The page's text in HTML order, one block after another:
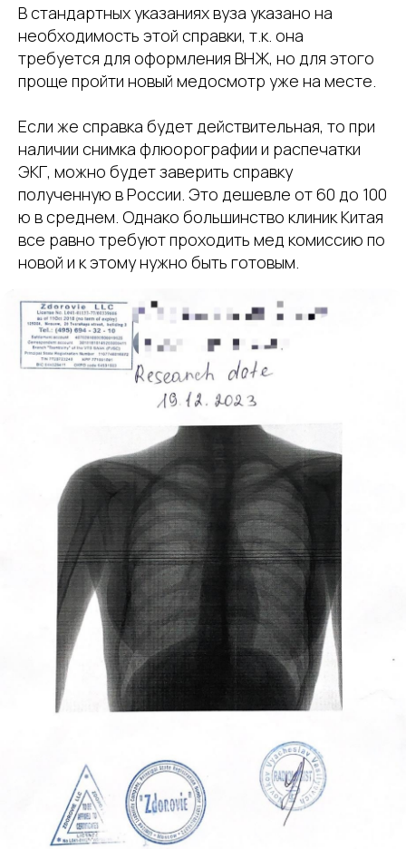
В стандартных указаниях вуза указано на
необходимость этой справки, т.к. она
требуется для оформления ВНЖ, но для этого
проще пройти новый медосмотр уже на месте.
Если же справка будет действительная, то при
наличии снимка флюорографии и распечатки
ЭКГ, можно будет заверить справку
полученную в России. Это дешевле от 60 до 100
ю в среднем. Однако большинство клиник Китая
все равно требуют проходить мед комиссию по
новой и к этому нужно быть готовым.